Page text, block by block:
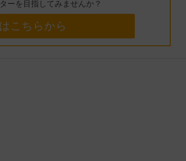
ーを目指してみませんか？
こちらから